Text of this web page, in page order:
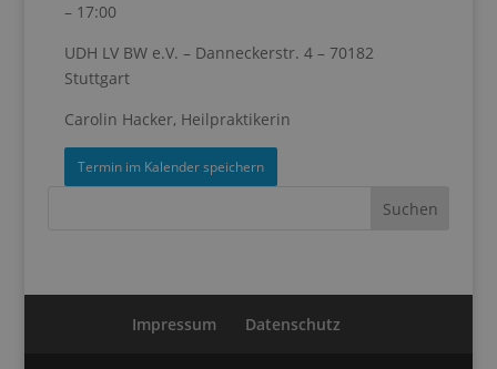
– 17:00
UDH LV BW e.V. – Danneckerstr. 4 – 70182
Stuttgart
Carolin Hacker, Heilpraktikerin
Termin im Kalender speichern
Impressum Datenschutz